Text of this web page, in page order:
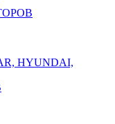
HYUNDAI,